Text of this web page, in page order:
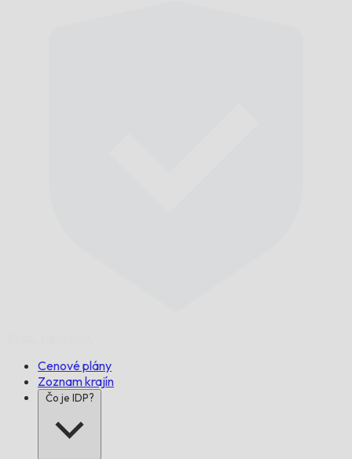
Cenové plány
Zoznam krajín
Čo je IDP?